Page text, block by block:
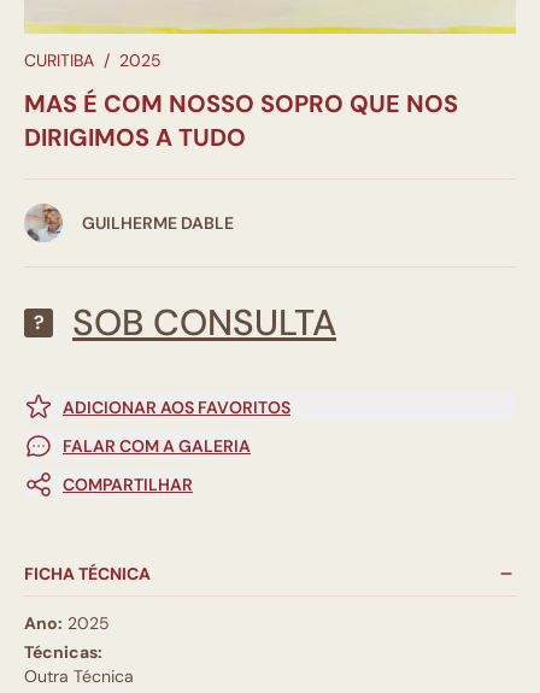
CURITIBA / 2025
MAS É COM NOSSO SOPRO QUE NOS
DIRIGIMOS A TUDO
GUILHERME DABLE
? SOB CONSULTA
ADICIONAR AOS FAVORITOS
FALAR COM A GALERIA
COMPARTILHAR
FICHA TÉCNICA
Ano: 2025
Técnicas:
Outra Técnica